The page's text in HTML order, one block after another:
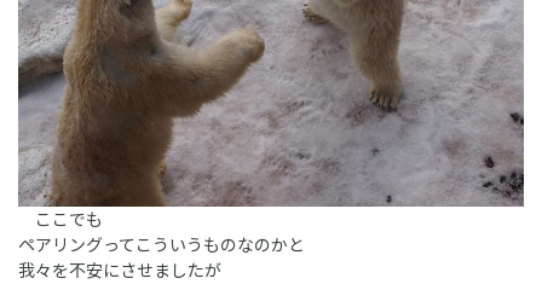
ここでも
ペアリングってこういうものなのかと
我々を不安にさせましたが